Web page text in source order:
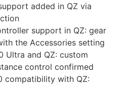
added in QZ via
support in QZ: gear
the Accessories setting
Ultra and QZ: custom
control confirmed
compatibility with QZ: